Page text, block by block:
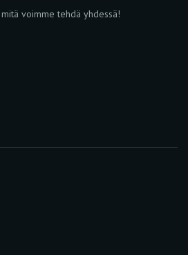
voimme tehdä yhdessä!